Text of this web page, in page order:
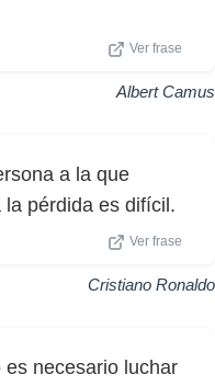
Ver frase
Albert Camus
a la que
la pérdida es difícil.
Ver frase
Cristiano Ronaldo
es necesario luchar